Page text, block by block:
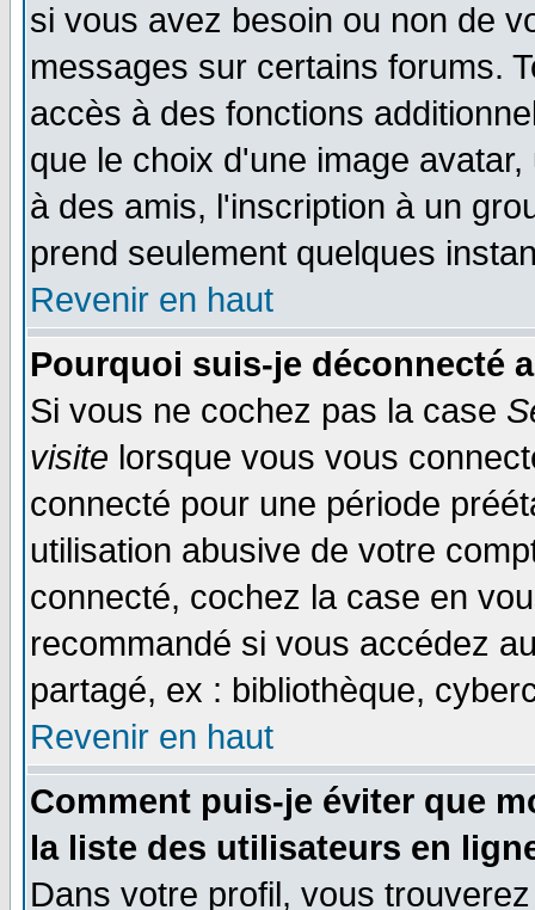
si vous avez besoin ou non de
messages sur certains forums.
accès à des fonctions
que le choix d'une image
à des amis, l'inscription à un
prend seulement quelques
Revenir en haut
Pourquoi suis-je déconnecté
Si vous ne cochez pas la case
visite lorsque vous vous
connecté pour une période
utilisation abusive de votre
connecté, cochez la case en
recommandé si vous accédez
partagé, ex : bibliothèque,
Revenir en haut
Comment puis-je éviter que
la liste des utilisateurs en
Dans votre profil, vous